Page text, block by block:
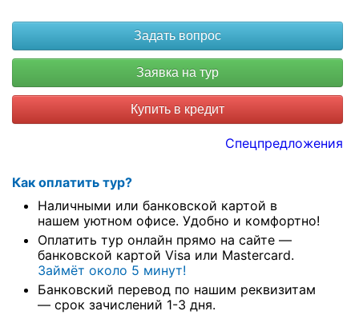
Купить в кредит
Спецпредложения
Как оплатить тур?
Наличными или банковской картой в
нашем уютном офисе. Удобно и комфортно!
Оплатить тур онлайн прямо на сайте —
банковской картой Visa или Mastercard.
Займёт около 5 минут!
Банковский перевод по нашим реквизитам
— срок зачислений 1-3 дня.